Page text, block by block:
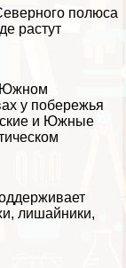
полюса
растут
Южном
у побережья
и Южные
лишайники,